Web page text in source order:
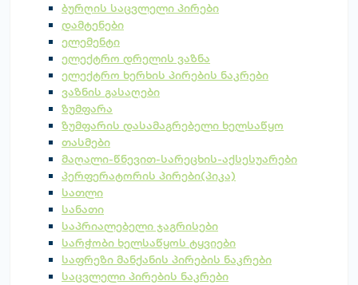
ბურღის საცვლელი პირები
დამტენები
ელემენტი
ელექტრო დრელის ვაზნა
ელექტრო ხერხის პირების ნაკრები
ვაზნის გასაღები
ზუმფარა
ზუმფარის დასამაგრებელი ხელსაწყო
თასმები
მაღალი-წნევით-სარეცხის-აქსესუარები
პერფერატორის პირები(პიკა)
სათლი
სანათი
საპრიალებელი ჯაგრისები
სარჭობი ხელსაწყოს ტყვიები
საფრეზი მანქანის პირების ნაკრები
საცვლელი პირების ნაკრები